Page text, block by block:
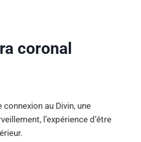
coronal
au Divin, une
l’expérience d’être